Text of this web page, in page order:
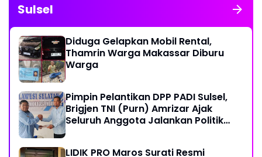
Sulsel
Diduga Gelapkan Mobil Rental,
Thamrin Warga Makassar Diburu
Warga
Pimpin Pelantikan DPP PADI Sulsel,
Brigjen TNI (Purn) Amrizar Ajak
Seluruh Anggota Jalankan Politik
LIDIK PRO Maros Surati Resmi